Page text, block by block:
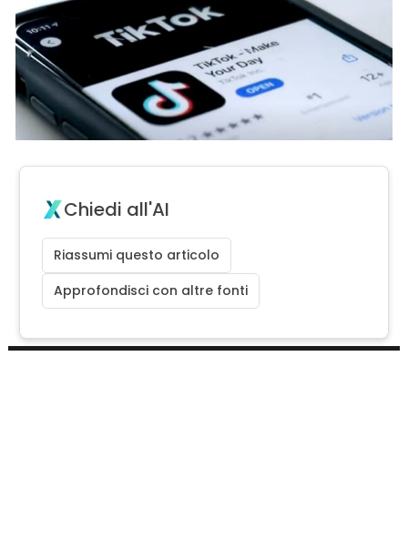
Chiedi all'AI
Riassumi questo articolo
Approfondisci con altre fonti